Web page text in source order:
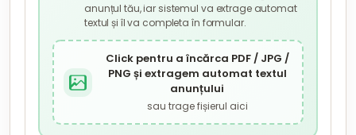
anunțul tău, iar sistemul va extrage automat
textul și îl va completa în formular.
Click pentru a încărca PDF / JPG /
PNG și extragem automat textul
anunțului
sau trage fișierul aici